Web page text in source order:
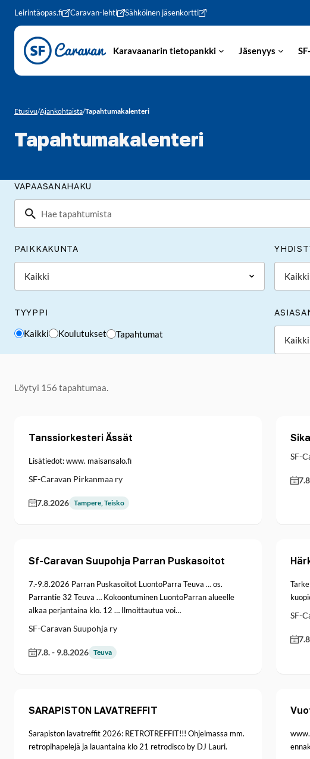
Siirry sivun sisältöön
Leirintäopas.fi Caravan-lehti Sähköinen jäsenkortti
Karavaanarin tietopankki Jäsenyys
Etusivu/Ajankohtaista/Tapahtumakalenteri
Tapahtumakalenteri
VAPAASANAHAKU
PAIKKAKUNTA
TYYPPI
Kaikki Koulutukset Tapahtumat
Löytyi 156 tapahtumaa.
Tanssiorkesteri Ässät
Lisätiedot: www. maisansalo.fi
SF-Caravan Pirkanmaa ry
7.8.2026 Tampere, Teisko
SF-
Sf-Caravan Suupohja Parran Puskasoitot
7.-9.8.2026 Parran Puskasoitot LuontoParra Teuva … os.
Parrantie 32 Teuva … Kokoontuminen LuontoParran alueelle
alkaa perjantaina klo. 12 … Ilmoittautua voi…
SF-Caravan Suupohja ry
7.8.- 9.8.2026 Teuva
SF-
SARAPISTON LAVATREFFIT
Sarapiston lavatreffit 2026: RETROTREFFIT!!! Ohjelmassa mm.
retropihapelejä ja lauantaina klo 21 retrodisco by DJ Lauri.